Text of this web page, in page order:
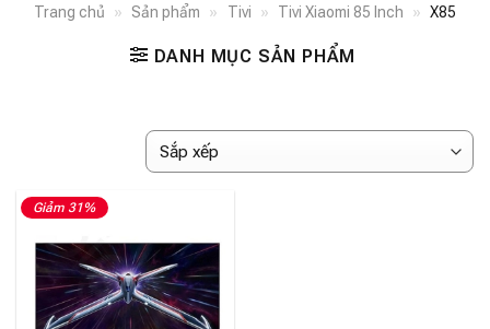
Trang chủ » Sản phẩm » Tivi » Tivi Xiaomi 85 Inch » X85
DANH MỤC SẢN PHẨM
Giảm 31%